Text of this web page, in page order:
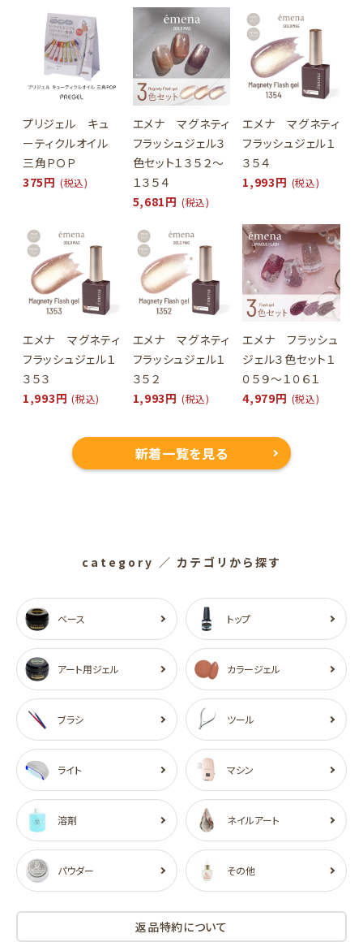
プリジェル キュ
ーティクルオイル
三角ＰＯＰ
375円 (税込)
エメナ マグネティ
フラッシュジェル３
色セット１３５２～
１３５４
5,681円 (税込)
エメナ マグネティ
フラッシュジェル１
３５４
1,993円 (税込)
エメナ マグネティ
フラッシュジェル１
３５３
1,993円 (税込)
エメナ マグネティ
フラッシュジェル１
３５２
1,993円 (税込)
エメナ フラッシュ
ジェル３色セット１
０５９～１０６１
4,979円 (税込)
新着一覧を見る
category ／ カテゴリから探す
ベース トップ
アート用ジェル カラージェル
ブラシ ツール
ライト マシン
溶剤 ネイルアート
パウダー その他
返品特約について